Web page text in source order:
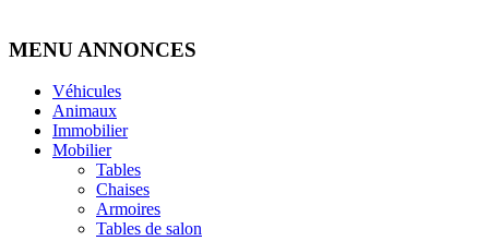
MENU ANNONCES
Véhicules
Animaux
Immobilier
Mobilier
Tables
Chaises
Armoires
Tables de salon